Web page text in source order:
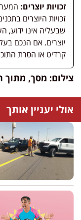
זכויות יוצרים:
זכויות היוצרים
יוצרים. אם הנכם
קרדיט או הסרת
צילום: מסך, מתוך
אולי יעניין אותך